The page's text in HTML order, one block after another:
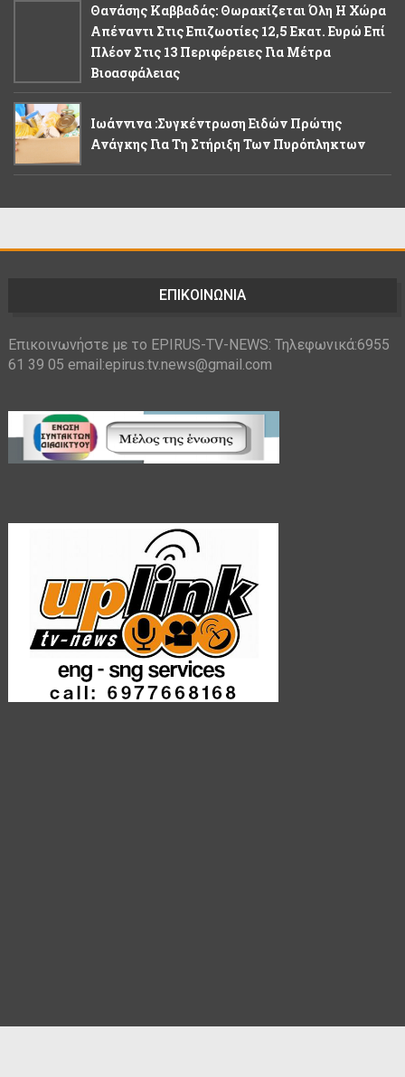
Θανάσης Καββαδάς: Θωρακίζεται Όλη Η Χώρα
Απέναντι Στις Επιζωοτίες 12,5 Εκατ. Ευρώ Επί
Πλέον Στις 13 Περιφέρειες Για Μέτρα
Βιοασφάλειας
Ιωάννινα :Συγκέντρωση Ειδών Πρώτης
Ανάγκης Για Τη Στήριξη Των Πυρόπληκτων
ΕΠΙΚΟΙΝΩΝΙΑ
Επικοινωνήστε με το EPIRUS-TV-NEWS: Τηλεφωνικά:6955
61 39 05 email:epirus.tv.news@gmail.com